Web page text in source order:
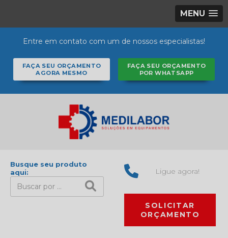
MENU
Entre em contato com um de nossos especialistas!
FAÇA SEU ORÇAMENTO
AGORA MESMO
FAÇA SEU ORÇAMENTO
POR WHATSAPP
Busque seu produto
aqui:
Ligue agora!
SOLICITAR
ORÇAMENTO